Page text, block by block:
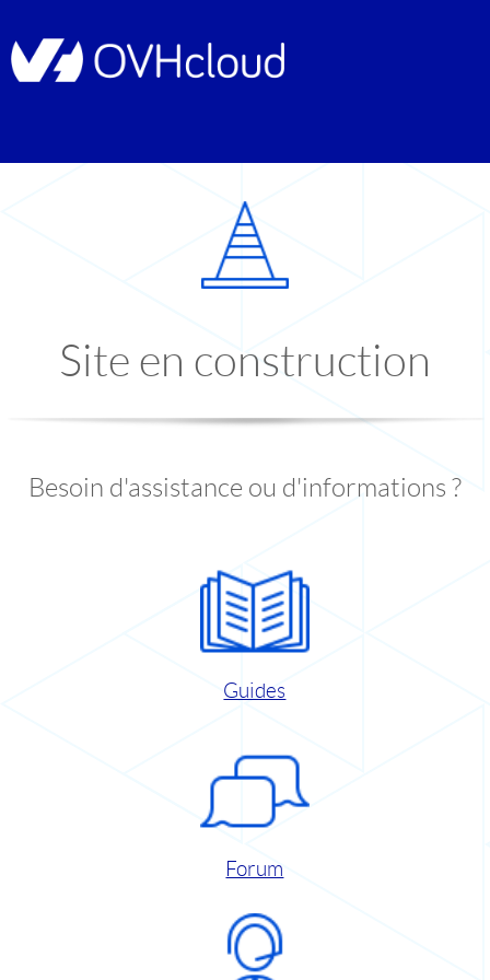
Site en construction
Besoin d'assistance ou d'informations ?
Guides
Forum